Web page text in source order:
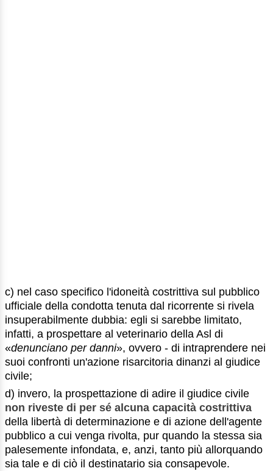
c) nel caso specifico l'idoneità costrittiva sul pubblico
ufficiale della condotta tenuta dal ricorrente si rivela
insuperabilmente dubbia: egli si sarebbe limitato,
infatti, a prospettare al veterinario della Asl di
«denunciano per danni», ovvero - di intraprendere nei
suoi confronti un'azione risarcitoria dinanzi al giudice
civile;
d) invero, la prospettazione di adire il giudice civile
non riveste di per sé alcuna capacità costrittiva
della libertà di determinazione e di azione dell'agente
pubblico a cui venga rivolta, pur quando la stessa sia
palesemente infondata, e, anzi, tanto più allorquando
sia tale e di ciò il destinatario sia consapevole.